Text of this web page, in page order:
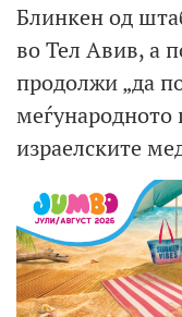
Блинкен од
во Тел Авив, а
продолжи „да
меѓународното
израелските